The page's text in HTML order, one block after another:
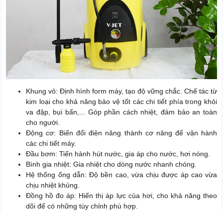
Khung vỏ: Định hình form máy, tạo độ vững chắc. Chế tác từ
kim loại cho khả năng bảo vệ tốt các chi tiết phía trong khỏi
va đập, bụi bẩn,... Góp phần cách nhiệt, đảm bảo an toàn
cho người.
Động cơ: Biến đổi điện năng thành cơ năng để vận hành
các chi tiết máy.
Đầu bơm: Tiến hành hút nước, gia áp cho nước, hơi nóng.
Bình gia nhiệt: Gia nhiệt cho dòng nước nhanh chóng.
Hệ thống ống dẫn: Độ bền cao, vừa chịu được áp cao vừa
chịu nhiệt khủng.
Đồng hồ đo áp: Hiển thị áp lực của hơi, cho khả năng theo
dõi để có những tùy chỉnh phù hợp.